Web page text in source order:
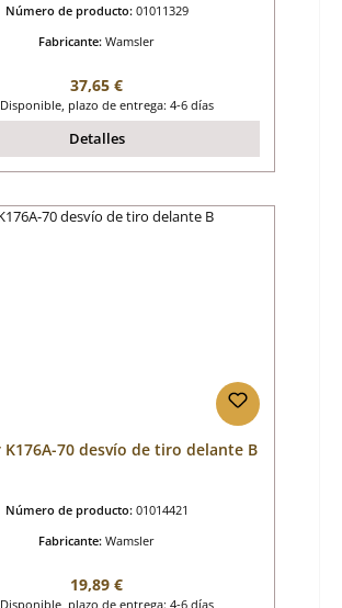
Número de producto: 01011329
Fabricante: Wamsler
Precio normal:
37,65 €
Disponible, plazo de entrega: 4-6 días
Detalles
K176A-70 desvío de tiro delante B
Número de producto: 01014421
Fabricante: Wamsler
Precio normal:
19,89 €
Disponible, plazo de entrega: 4-6 días